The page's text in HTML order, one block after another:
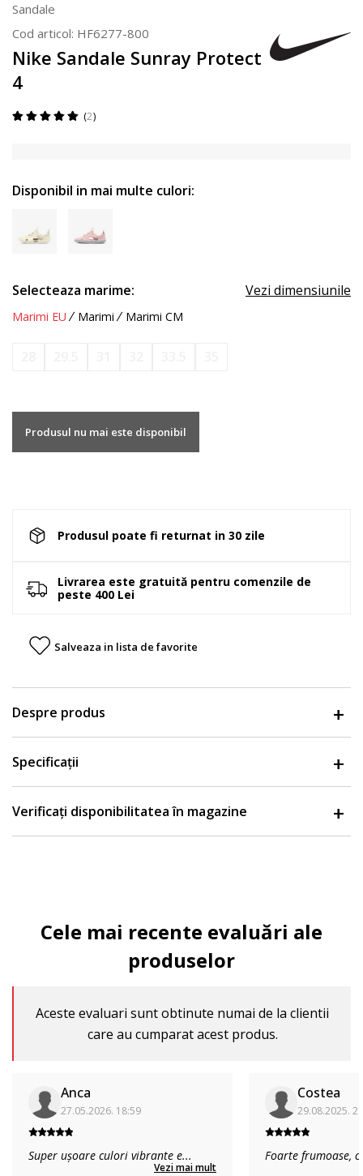
Sandale
Cod articol: HF6277-800
Nike Sandale Sunray Protect
4
2
Disponibil in mai multe culori:
Selecteaza marime: Vezi dimensiunile
Marimi EU Marimi Marimi CM
Produsul nu mai este disponibil
Produsul poate fi returnat in 30 zile
Livrarea este gratuită pentru comenzile de
peste 400 Lei
Salveaza in lista de favorite
Despre produs
Specificații
Verificați disponibilitatea în magazine
Cele mai recente evaluări ale
produselor
Aceste evaluari sunt obtinute numai de la clientii
care au cumparat acest produs.
Anca
27.05.2026. 18:59
Super ușoare culori vibrante e...
Vezi mai mult
Costea
29.08.2025.
Foarte frumoase,